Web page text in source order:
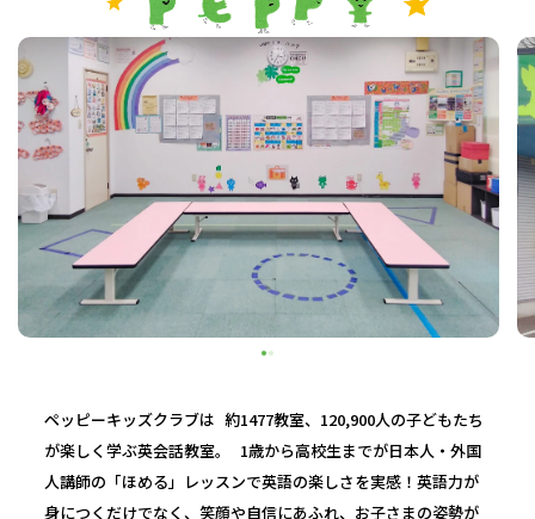
ペッピーキッズクラブは 約1477教室、120,900人の子どもたち
が楽しく学ぶ英会話教室。 1歳から高校生までが日本人・外国
人講師の「ほめる」レッスンで英語の楽しさを実感！英語力が
身につくだけでなく、笑顔や自信にあふれ、お子さまの姿勢が